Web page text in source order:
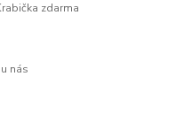
zdarma
nás